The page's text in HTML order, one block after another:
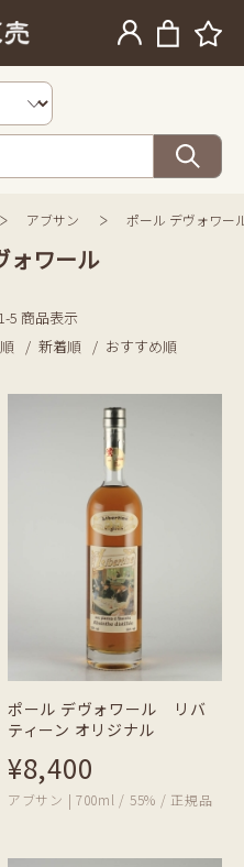
アブサン ポール デヴォワー
ォワール
5 商品表示
新着順 おすすめ順
ポール デヴォワール リバ
ティーン オリジナル
¥8,400
アブサン | 700ml / 55% / 正規品